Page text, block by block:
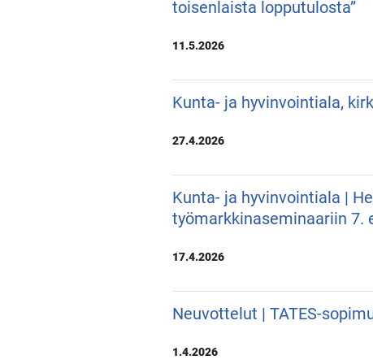
toisenlaista lopputulosta”
11.5.2026
Kunta- ja hyvinvointiala,
27.4.2026
Kunta- ja hyvinvointiala |
työmarkkinaseminaariin 7.
17.4.2026
Neuvottelut | TATES-
1.4.2026